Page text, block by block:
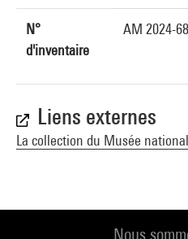
N°
d'inventaire
AM 2024-
Liens externes
La collection du Musée
Nous